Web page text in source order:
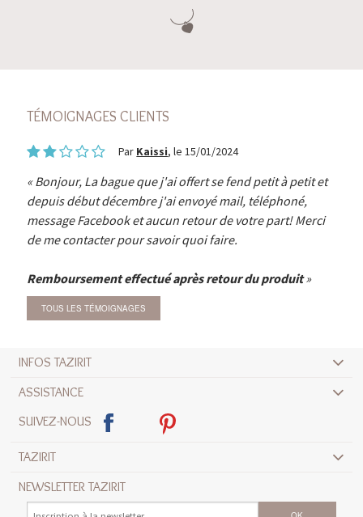
TÉMOIGNAGES CLIENTS
Par Kaissi, le 15/01/2024
Bonjour, La bague que j'ai offert se fend petit à petit et
depuis début décembre j'ai envoyé mail, téléphoné,
message Facebook et aucun retour de votre part! Merci
de me contacter pour savoir quoi faire.
Remboursement effectué après retour du produit
TOUS LES TÉMOIGNAGES
INFOS TAZIRIT
ASSISTANCE
SUIVEZ-NOUS
TAZIRIT
NEWSLETTER TAZIRIT